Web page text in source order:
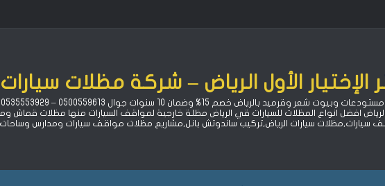
الأول الرياض – شركة مظلات
افضل انواع المظلات للسيارات قي الرياض مظلة خارجية لمواقف السيارات منها مظلات
سيارات,مظلات سيارات الرياض,تركيب ساندوتش بانل,مشاريع مظلات مواقف سيارات ومدارس